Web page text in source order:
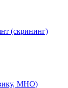
(скрининг)
МНО)